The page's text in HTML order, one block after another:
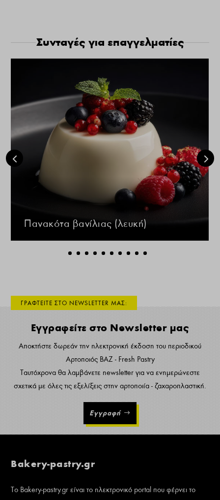
Συνταγές για επαγγελματίες
Πανακότα βανίλιας (λευκή)
ΓΡΑΦΤΕΙΤΕ ΣΤΟ NEWSLETTER ΜΑΣ:
Εγγραφείτε στο Newsletter μας
Αποκτήστε δωρεάν την ηλεκτρονική έκδοση του περιοδικού
Αρτοποιός ΒΑΖ - Fresh Pastry
Ταυτόχρονα θα λαμβάνετε newsletter για να ενημερώνεστε
σχετικά με όλες τις εξελίξεις στην αρτοποιία - ζαχαροπλαστική.
Εγγραφή
Bakery-pastry.gr
Το Bakery-pastry.gr είναι το ηλεκτρονικό portal που φέρνει το